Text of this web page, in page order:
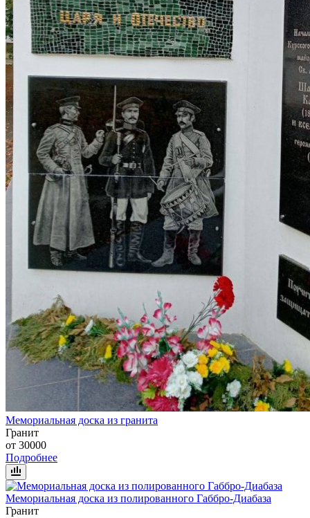
Мемориальная доска из гранита
Гранит
от 30000
Подробнее
Мемориальная доска из полированного Габбро-Диабаза
Гранит